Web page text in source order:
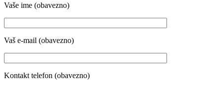
Vaše ime (obavezno)
Vaš e-mail (obavezno)
Kontakt telefon (obavezno)